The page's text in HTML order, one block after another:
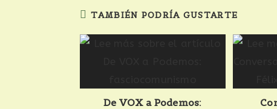
TAMBIÉN PODRÍA GUSTARTE
De VOX a Podemos: